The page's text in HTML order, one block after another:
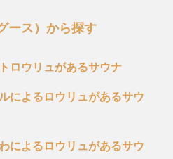
ース）から探す
ロウリュがあるサウナ
によるロウリュがあるサウ
によるロウリュがあるサウ